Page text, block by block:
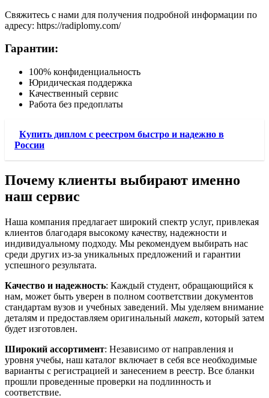
Свяжитесь с нами для получения подробной информации по
адресу: https://radiplomy.com/
Гарантии:
100% конфиденциальность
Юридическая поддержка
Качественный сервис
Работа без предоплаты
Купить диплом с реестром быстро и надежно в
России
Почему клиенты выбирают именно
наш сервис
Наша компания предлагает широкий спектр услуг, привлекая
клиентов благодаря высокому качеству, надежности и
индивидуальному подходу. Мы рекомендуем выбирать нас
среди других из-за уникальных предложений и гарантии
успешного результата.
Качество и надежность: Каждый студент, обращающийся к
нам, может быть уверен в полном соответствии документов
стандартам вузов и учебных заведений. Мы уделяем внимание
деталям и предоставляем оригинальный макет, который затем
будет изготовлен.
Широкий ассортимент: Независимо от направления и
уровня учебы, наш каталог включает в себя все необходимые
варианты с регистрацией и занесением в реестр. Все бланки
прошли проведенные проверки на подлинность и
соответствие.